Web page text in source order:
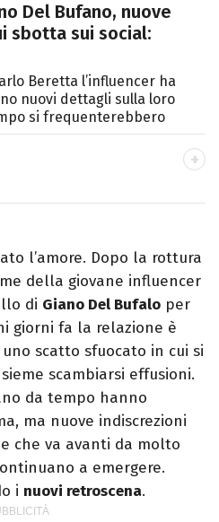
Del Bufano, nuove
sbotta sui social:
Beretta l’influencer ha
nuovi dettagli sulla loro
si frequenterebbero
smania di viaggi e
(della pizza e della
l’amore. Dopo la rottura
della giovane influencer
di Giano Del Bufalo per
giorni fa la relazione è
scatto sfuocato in cui si
scambiarsi effusioni.
da tempo hanno
ma nuove indiscrezioni
che va avanti da molto
a emergere.
i nuovi retroscena.